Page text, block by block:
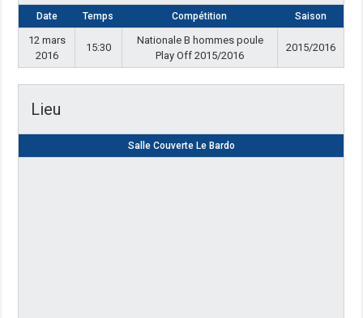
Date Temps Compétition Saison
12 mars
2016
15:30
Nationale B hommes poule
Play Off 2015/2016
2015/2016
Lieu
Salle Couverte Le Bardo